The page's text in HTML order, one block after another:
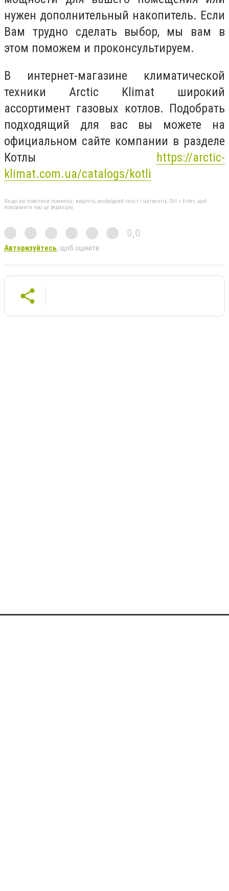
нужен дополнительный накопитель. Если
Вам трудно сделать выбор, мы вам в
этом поможем и проконсультируем.
В интернет-магазине климатической
техники Arctic Klimat широкий
ассортимент газовых котлов. Подобрать
подходящий для вас вы можете на
официальном сайте компании в разделе
Котлы
https://arctic-
klimat.com.ua/catalogs/kotli
Якщо ви помітили помилку, виділіть необхідний текст і натисніть Ctrl + Enter, щоб
повідомити про це редакцію
0,0
Авторизуйтесь, щоб оцінити